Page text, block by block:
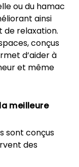
ou du hamac
ainsi
relaxation.
conçus
d’aider à
et même
meilleure
sont conçus
des